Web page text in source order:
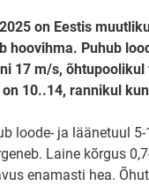
on Eestis
hoovihma. Puhub
17 m/s, õhtupoolikul
10..14, rannikul
loode- ja läänetuul
Laine kõrgus
enamasti hea.